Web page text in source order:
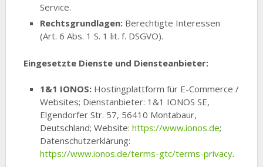
Service.
Rechtsgrundlagen: Berechtigte Interessen
(Art. 6 Abs. 1 S. 1 lit. f. DSGVO).
Eingesetzte Dienste und Diensteanbieter:
1&1 IONOS: Hostingplattform für E-Commerce /
Websites; Dienstanbieter: 1&1 IONOS SE,
Elgendorfer Str. 57, 56410 Montabaur,
Deutschland; Website:https://www.ionos.de;
Datenschutzerklärung:
https://www.ionos.de/terms-gtc/terms-privacy.